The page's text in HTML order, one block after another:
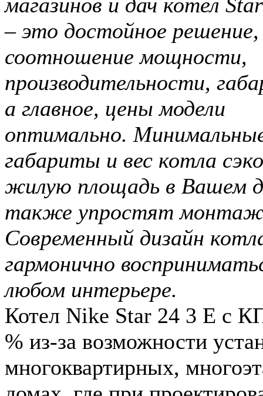
– это достойное решение,
соотношение мощности,
производительности,
а главное, цены модели
оптимально.
габариты и вес котла
жилую площадь в Вашем
также упростят
Современный дизайн
гармонично
любом интерьере.
Котел Nike Star 24 3 Е с
% из-за возможности
многоквартирных,